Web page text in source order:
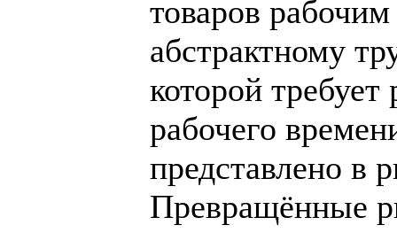
товаров
абстрактному
которой требует
рабочего
представлено в
Превращённые